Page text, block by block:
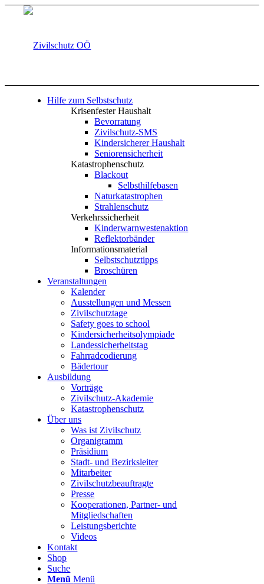
Hilfe zum Selbstschutz
Krisenfester Haushalt
Bevorratung
Zivilschutz-SMS
Kindersicherer Haushalt
Seniorensicherheit
Katastrophenschutz
Blackout
Selbsthilfebasen
Naturkatastrophen
Strahlenschutz
Verkehrssicherheit
Kinderwarnwestenaktion
Reflektorbänder
Informationsmaterial
Selbstschutztipps
Broschüren
Veranstaltungen
Kalender
Ausstellungen und Messen
Zivilschutztage
Safety goes to school
Kindersicherheitsolympiade
Landessicherheitstag
Fahrradcodierung
Bädertour
Ausbildung
Vorträge
Zivilschutz-Akademie
Katastrophenschutz
Über uns
Was ist Zivilschutz
Organigramm
Präsidium
Stadt- und Bezirksleiter
Mitarbeiter
Zivilschutzbeauftragte
Presse
Kooperationen, Partner- und
Mitgliedschaften
Leistungsberichte
Videos
Kontakt
Shop
Suche
Menü Menü